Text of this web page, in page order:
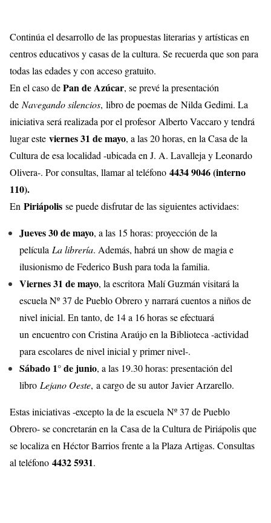
Continúa el desarrollo de las propuestas literarias y artísticas en
centros educativos y casas de la cultura. Se recuerda que son para
todas las edades y con acceso gratuito.
En el caso dePan de Azúcar, se prevé la presentación
de Navegando silencios, libro de poemas de Nilda Gedimi. La
iniciativa será realizada por el profesor Alberto Vaccaro y tendrá
lugar este viernes 31 de mayo, a las 20 horas, en la Casa de la
Cultura de esa localidad -ubicada en J. A. Lavalleja y Leonardo
Olivera-. Por consultas, llamar al teléfono 4434 9046 (interno
110).
En Piriápolis se puede disfrutar de las siguientes actividaes:
Jueves 30 de mayo, a las 15 horas: proyección de la
película La librería. Además, habrá un show de magia e
ilusionismo de Federico Bush para toda la familia.
Viernes 31 de mayo, la escritora Malí Guzmán visitará la
escuela Nº 37 de Pueblo Obrero y narrará cuentos a niños de
nivel inicial. En tanto, de 14 a 16 horas se efectuará
un encuentro con Cristina Araújo en la Biblioteca -actividad
para escolares de nivel inicial y primer nivel-.
Sábado 1° de junio, a las 19.30 horas: presentación del
libro Lejano Oeste, a cargo de su autor Javier Arzarello.
Estas iniciativas -excepto la de la escuela Nº 37 de Pueblo
Obrero- se concretarán en la Casa de la Cultura de Piriápolis que
se localiza en Héctor Barrios frente a la Plaza Artigas. Consultas
al teléfono 4432 5931.